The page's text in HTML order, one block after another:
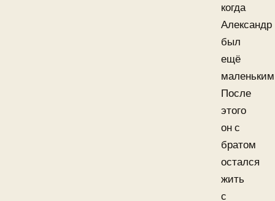
когда
Александр
был
ещё
После
этого
он с
братом
остался
жить
с